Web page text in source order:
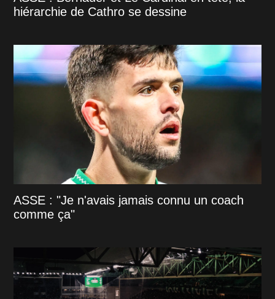
hiérarchie de Cathro se dessine
ASSE : "Je n'avais jamais connu un coach
comme ça"